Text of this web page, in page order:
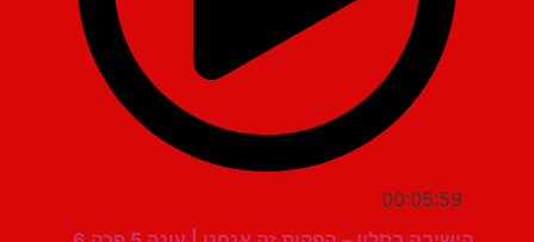
00:05:59